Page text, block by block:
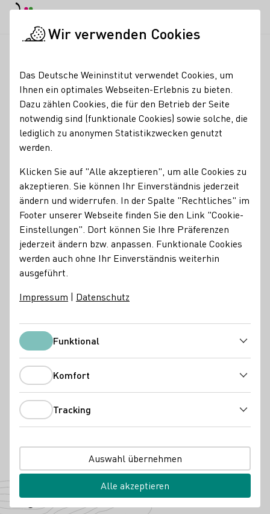
Ökologisches Weingut
Wedekind
Erzeugnisse
Bio
Mitgliedschaften
ECOVIN Bundesverband Ökologischer Weinbau e.V.
Rheinhessenwein e.V.
Services
Gruppenbesuche Weinprobe im Weinberg
Kontakt
Ökologisches Weingut Wedekind
55283 Nierstein
Deutschland
Zur Website
Angebaute Rebsorten
Wir verwenden Cookies
Das Deutsche Weininstitut verwendet Cookies, um
Ihnen ein optimales Webseiten-Erlebnis zu bieten.
Dazu zählen Cookies, die für den Betrieb der Seite
notwendig sind (funktionale Cookies) sowie solche, die
lediglich zu anonymen Statistikzwecken genutzt
werden.
Klicken Sie auf "Alle akzeptieren", um alle Cookies zu
akzeptieren. Sie können Ihr Einverständnis jederzeit
ändern und widerrufen. In der Spalte "Rechtliches" im
Footer unserer Webseite finden Sie den Link "Cookie-
Einstellungen". Dort können Sie Ihre Präferenzen
jederzeit ändern bzw. anpassen. Funktionale Cookies
werden auch ohne Ihr Einverständnis weiterhin
ausgeführt.
Impressum | Datenschutz
FunktionalFunktional
Komfort
Tracking
Auswahl übernehmen
Alle akzeptieren